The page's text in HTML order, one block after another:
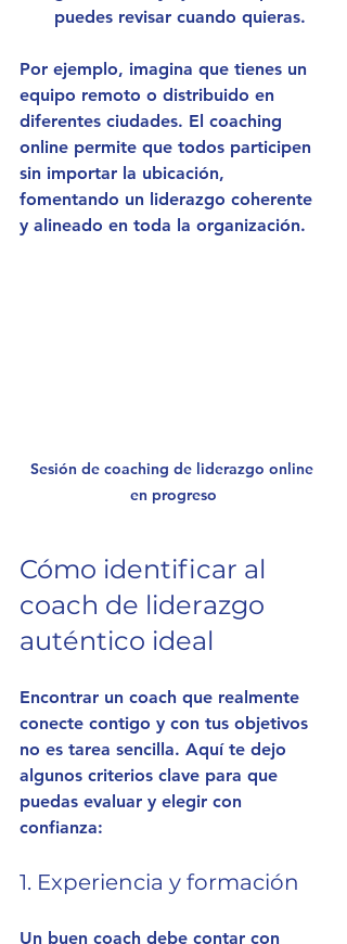
puedes revisar cuando quieras.
Por ejemplo, imagina que tienes un
equipo remoto o distribuido en
diferentes ciudades. El coaching
online permite que todos participen
sin importar la ubicación,
fomentando un liderazgo coherente
y alineado en toda la organización.
Sesión de coaching de liderazgo online
en progreso
Cómo identificar al
coach de liderazgo
auténtico ideal
Encontrar un coach que realmente
conecte contigo y con tus objetivos
no es tarea sencilla. Aquí te dejo
algunos criterios clave para que
puedas evaluar y elegir con
confianza:
1. Experiencia y formación
Un buen coach debe contar con